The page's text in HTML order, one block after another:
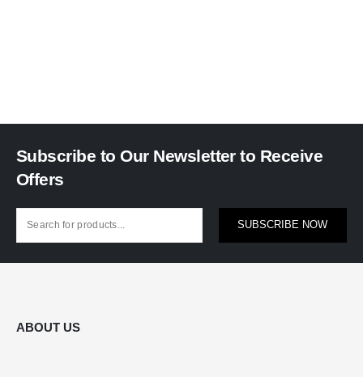
Subscribe to Our Newsletter to Receive
Offers
SUBSCRIBE NOW
ABOUT US